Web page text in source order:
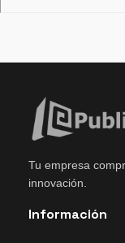
Tu empresa
innovación.
Información